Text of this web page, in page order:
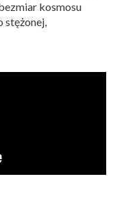
kosmosu
stężonej,